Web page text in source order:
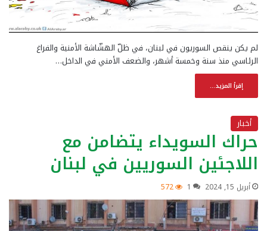
لم يكن ينقص السوريون في لبنان، في ظلّ الهشّاشة الأمنية والفراغ
الرئاسي منذ سنة وخمسة أشهر، والضعف الأمني في الداخل…
إقرأ المزيد...
أخبار
حراك السويداء يتضامن مع
اللاجئين السوريين في لبنان
أبريل 15, 2024 1
572